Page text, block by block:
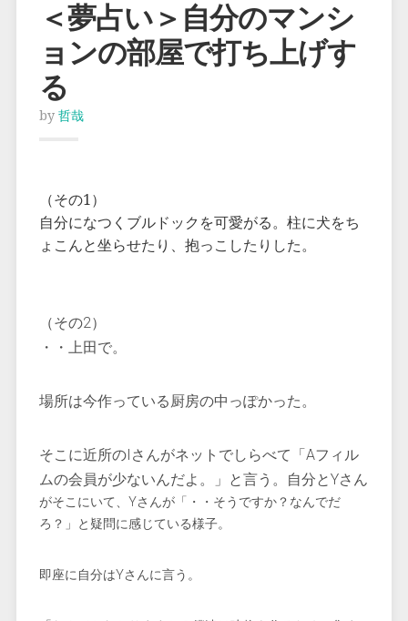
＜夢占い＞自分のマンシ
ョンの部屋で打ち上げす
る
by 哲哉
（その1）
自分になつく ブルドックを可愛がる。柱に犬をち
ょこんと坐らせたり、抱っこしたりした。
（その2）
・・上田で。
場所は今作っている厨房の中っぽかった。
そこに近所のIさんがネットでしらべて「Aフィル
ムの会員が少ないんだよ。」と言う。自分とYさん
がそこにいて、Yさんが「・・そうですか？なんでだ
ろ？」と疑問に感じている様子。
即座に自分はYさんに言う。